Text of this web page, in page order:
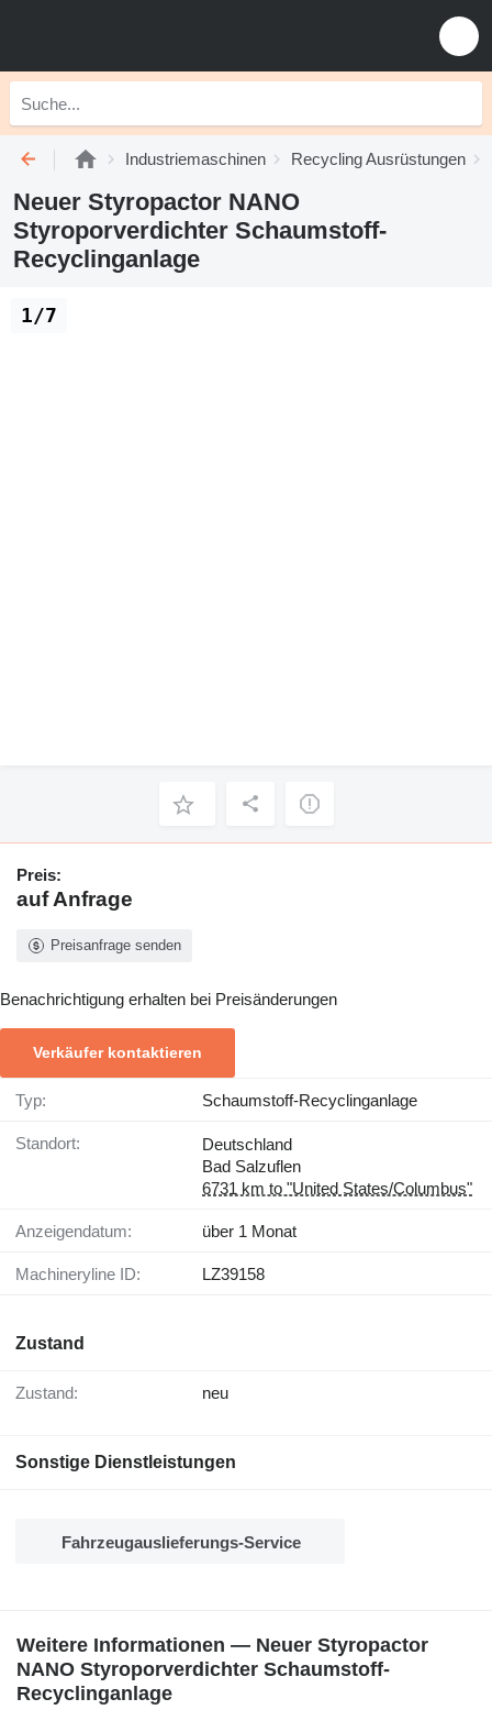
Industriemaschinen Recycling Ausrüstungen
Neuer Styropactor NANO
Styroporverdichter Schaumstoff-
Recyclinganlage
1/7
Preis:
auf Anfrage
Preisanfrage senden
Benachrichtigung erhalten bei Preisänderungen
Verkäufer kontaktieren
Typ: Schaumstoff-Recyclinganlage
Standort:
Deutschland
Bad Salzuflen
6731 km to "United States/Columbus"
Anzeigendatum: über 1 Monat
Machineryline ID: LZ39158
Zustand
Zustand: neu
Sonstige Dienstleistungen
Fahrzeugauslieferungs-Service
Weitere Informationen — Neuer Styropactor
NANO Styroporverdichter Schaumstoff-
Recyclinganlage